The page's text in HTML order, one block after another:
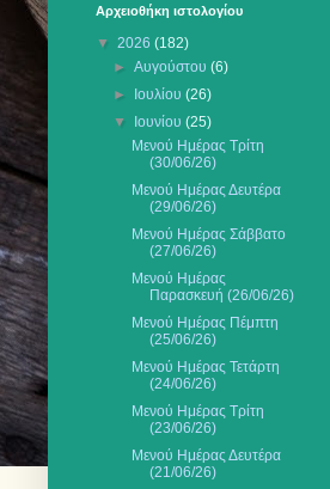
Αρχειοθήκη ιστολογίου
▼ 2026 (182)
►Αυγούστου(6)
►
Ιουλίου(26)
▼
Ιουνίου(25)
Μενού Ημέρας Τρίτη
(30/06/26)
Μενού Ημέρας Δευτέρα
(29/06/26)
Μενού Ημέρας Σάββατο
(27/06/26)
Μενού Ημέρας
Παρασκευή (26/06/26)
Μενού Ημέρας Πέμπτη
(25/06/26)
Μενού Ημέρας Τετάρτη
(24/06/26)
Μενού Ημέρας Τρίτη
(23/06/26)
Μενού Ημέρας Δευτέρα
(21/06/26)